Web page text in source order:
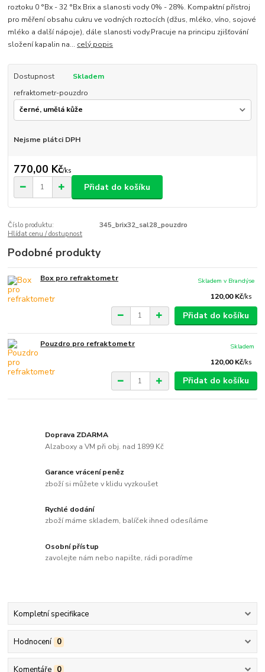
roztoku 0 °Bx - 32 °Bx Brix a slanosti vody 0% - 28%. Kompaktní přístroj
pro měření obsahu cukru ve vodných roztocích (džus, mléko, víno, sojové
mléko a další nápoje), dále slanosti vody.Pracuje na principu zjišťování
složení kapalin na... celý popis
Dostupnost
Skladem
refraktometr-pouzdro
Nejsme plátci DPH
770,00 Kč/ks
Přidat do košíku
Číslo produktu:
345_brix32_sal28_pouzdro
Hlídat cenu / dostupnost
Podobné produkty
Box pro refraktometr
120,00 Kč/ks
Skladem v Brandýse
Přidat do košíku
Pouzdro pro refraktometr
120,00 Kč/ks
Skladem
Přidat do košíku
Doprava ZDARMA
Alzaboxy a VM při obj. nad 1899 Kč
Garance vrácení peněz
zboží si můžete v klidu vyzkoušet
Rychlé dodání
zboží máme skladem, balíček ihned odesíláme
Osobní přístup
zavolejte nám nebo napište, rádi poradíme
Kompletní specifikace
Hodnocení 0
Komentáře 0